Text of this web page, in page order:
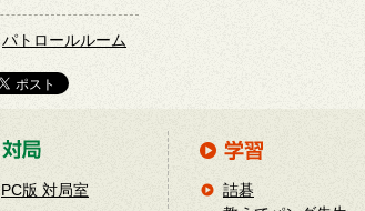
パトロールルーム
PC版 対局室
詰碁